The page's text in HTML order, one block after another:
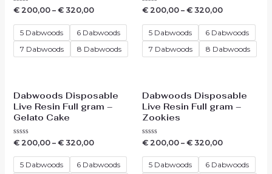
Waardering
uit
€200,00– €320,00
5 Dabwoods
6 Dabwoods
7 Dabwoods
8 Dabwoods
Waardering
uit
€ 200,00 – € 320,00
5 Dabwoods
6 Dabwoods
7 Dabwoods
8 Dabwoods
Dabwoods Disposable
Live Resin Full gram –
Gelato Cake
Waardering
uit
€200,00– €320,00
5 Dabwoods
6 Dabwoods
Dabwoods Disposable
Live Resin Full gram –
Zookies
Waardering
uit
€ 200,00 – € 320,00
5 Dabwoods
6 Dabwoods